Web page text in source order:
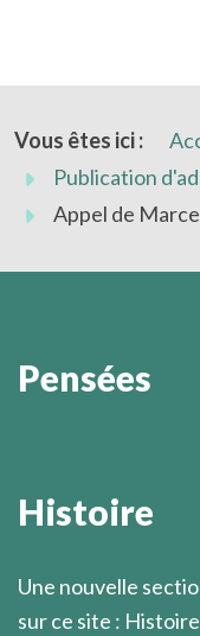
Vous êtes ici :
Publication
Appel de
Pensées
Marcel Légaut
Histoire
Une nouvelle
sur ce site :